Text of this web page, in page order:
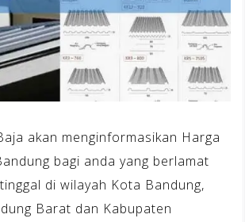
akan menginformasikan Harga
bagi anda yang berlamat
di wilayah Kota Bandung,
Barat dan Kabupaten